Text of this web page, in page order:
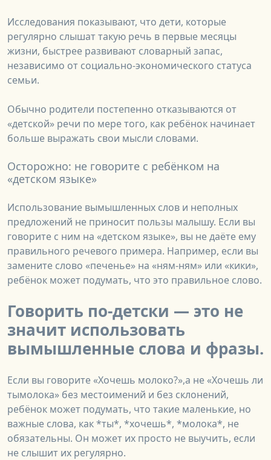
Исследования показывают, что дети, которые
регулярно слышат такую речь в первые месяцы
жизни, быстрее развивают словарный запас,
независимо от социально-экономического статуса
семьи.
Обычно родители постепенно отказываются от
«детской» речи по мере того, как ребёнок начинает
больше выражать свои мысли словами.
Осторожно: не говорите с ребёнком на
«детском языке»
Использование вымышленных слов и неполных
предложений не приносит пользы малышу. Если вы
говорите с ним на «детском языке», вы не даёте ему
правильного речевого примера. Например, если вы
замените слово «печенье» на «ням-ням» или «кики»,
ребёнок может подумать, что это правильное слово.
Говорить по-детски — это не
значит использовать
вымышленные слова и фразы.
Если вы говорите «Хочешь молоко?»,а не «Хочешь ли
тымолока» без местоимений и без склонений,
ребёнок может подумать, что такие маленькие, но
важные слова, как *ты*, *хочешь*, *молока*, не
обязательны. Он может их просто не выучить, если
не слышит их регулярно.